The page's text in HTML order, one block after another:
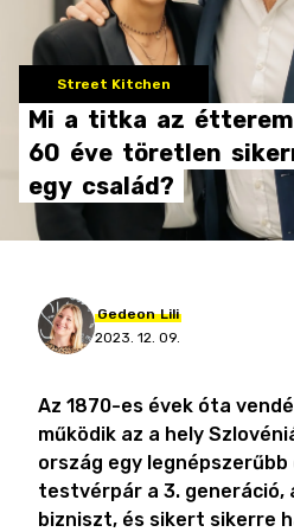
Street Kitchen
Mi a titka az
60 éve töretlen
egy család?
Gedeon Lili
2023. 12. 09.
Az 1870-es évek óta
működik az a hely
ország egy
testvérpár a 3. generáció,
bizniszt, és sikert sikerre